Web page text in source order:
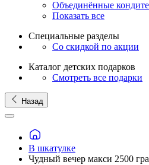
Объединённые
Показать все
Специальные разделы
Со скидкой по акции
Каталог детских подарков
Смотреть все подарки
Назад
В шкатулке
Чудный вечер макси 2500